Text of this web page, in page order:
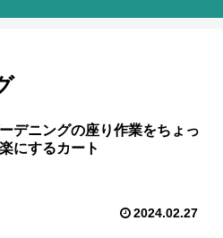
デニングの座り作業をちょっ
にするカート
2024.02.27